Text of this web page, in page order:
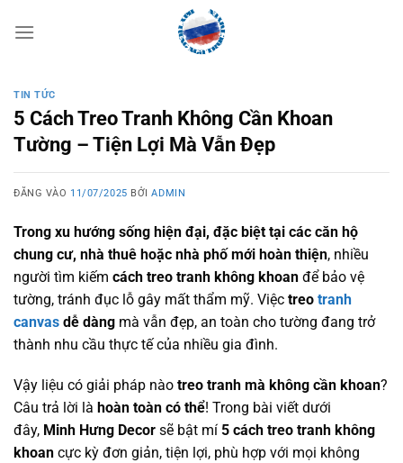
qua
TIN TỨC
5 Cách Treo Tranh Không Cần Khoan
Tường – Tiện Lợi Mà Vẫn Đẹp
ĐĂNG VÀO 11/07/2025 BỞIADMIN
Trong xu hướng sống hiện đại, đặc biệt tại các căn hộ
chung cư, nhà thuê hoặc nhà phố mới hoàn thiện, nhiều
người tìm kiếm cách treo tranh không khoan để bảo vệ
tường, tránh đục lỗ gây mất thẩm mỹ. Việc treo tranh
canvas dễ dàng mà vẫn đẹp, an toàn cho tường đang trở
thành nhu cầu thực tế của nhiều gia đình.
Vậy liệu có giải pháp nào treo tranh mà không cần khoan?
Câu trả lời là hoàn toàn có thể! Trong bài viết dưới
đây, Minh Hưng Decor sẽ bật mí 5 cách treo tranh không
khoan cực kỳ đơn giản, tiện lợi, phù hợp với mọi không